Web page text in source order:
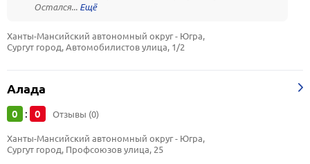
Остался...
Ханты-Мансийский автономный округ - Югра,
Сургут город, Автомобилистов улица, 1/2
Алада
0 : 0 Отзывы (0)
Ханты-Мансийский автономный округ - Югра,
Сургут город, Профсоюзов улица, 25